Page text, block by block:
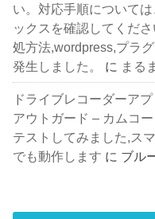
い。対応手順について
ックスを確認してくだ
処方法,wordpress,プラ
発生しました。
に まる
ドライブレコーダーア
アウトガード – カムコ
テストしてみました,ス
でも動作します に ブル